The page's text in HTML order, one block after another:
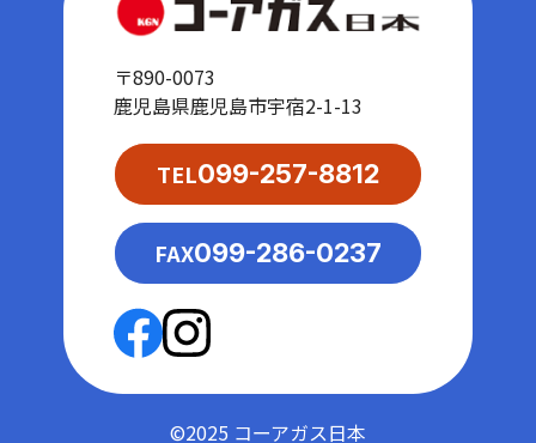
〒890-0073
鹿児島県鹿児島市宇宿2-1-13
TEL099-257-8812
FAX099-286-0237
©2025 コーアガス日本